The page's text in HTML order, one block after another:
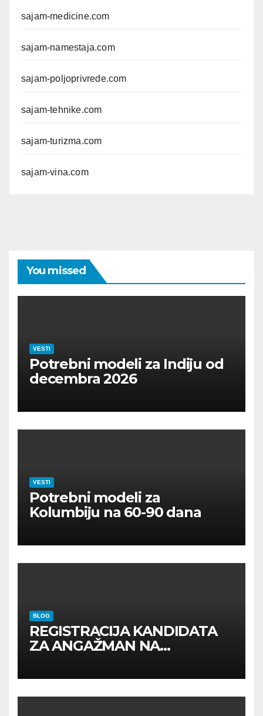
sajam-medicine.com
sajam-namestaja.com
sajam-poljoprivrede.com
sajam-tehnike.com
sajam-turizma.com
sajam-vina.com
You missed
VESTI
Potrebni modeli za Indiju od
decembra 2026
VESTI
Potrebni modeli za
Kolumbiju na 60-90 dana
BLOG
REGISTRACIJA KANDIDATA
ZA ANGAŽMAN NA